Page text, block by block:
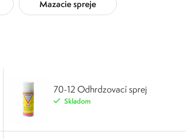
Mazacie spreje
70-12 Odhrdzovací sprej
Skladom